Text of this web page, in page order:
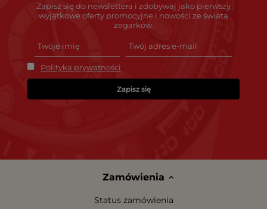
Zapisz się do newslettera i zdobywaj jako pierwszy
wyjątkowe oferty promocyjne i nowości ze świata
zegarków.
Polityka prywatności
Zapisz się
Zamówienia
Status zamówienia